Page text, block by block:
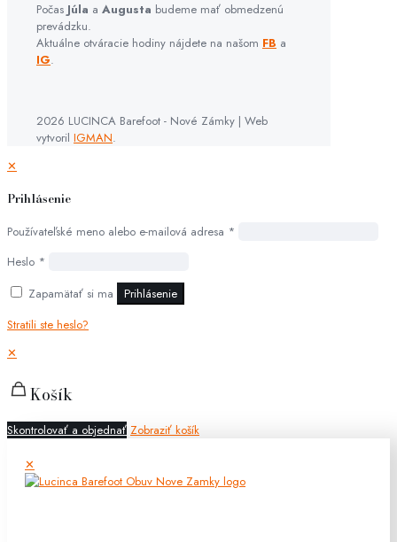
Počas Júla a Augusta budeme mať obmedzenú
prevádzku.
Aktuálne otváracie hodiny nájdete na našom FB a
IG.
2026 LUCINCA Barefoot - Nové Zámky | Web
vytvoril IGMAN.
✕
Prihlásenie
Používateľské meno alebo e-mailová adresa *
Heslo *
Zapamätať si ma
Prihlásenie
Stratili ste heslo?
✕
Košík
Skontrolovať a objednať Zobraziť košík
✕